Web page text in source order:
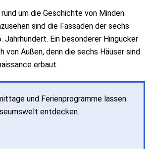
um die Geschichte von Minden.
sind die Fassaden der sechs
Jahrhundert. Ein besonderer Hingucker
von Außen, denn die sechs Häuser sind
erbaut.
und Ferienprogramme lassen
entdecken.